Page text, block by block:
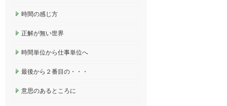
時間の感じ方
正解が無い世界
時間単位から仕事単位へ
最後から２番目の・・・
意思のあるところに